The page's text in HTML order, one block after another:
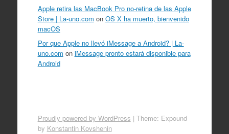
Apple retira las MacBook Pro no-retina de las Apple
Store | La-uno.com on OS X ha muerto, bienvenido
macOS
Por que Apple no llevó iMessage a Android? | La-
uno.com on iMessage pronto estará disponible para
Android
Proudly powered by WordPress | Theme: Expound
by Konstantin Kovshenin